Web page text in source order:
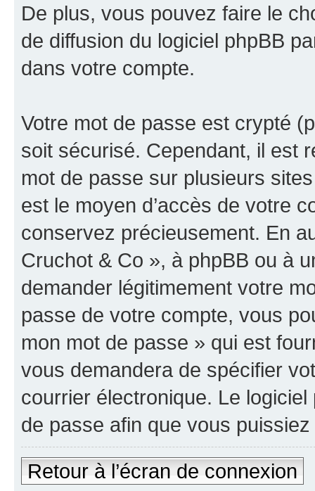
De plus, vous pouvez faire le
de diffusion du logiciel phpBB
dans votre compte.
Votre mot de passe est crypté
soit sécurisé. Cependant, il est
mot de passe sur plusieurs
est le moyen d’accès de votre
conservez précieusement. En
Cruchot & Co », à phpBB ou à
demander légitimement votre
passe de votre compte, vous
mon mot de passe » qui est
vous demandera de spécifier
courrier électronique. Le
de passe afin que vous
Retour à l’écran de connexion